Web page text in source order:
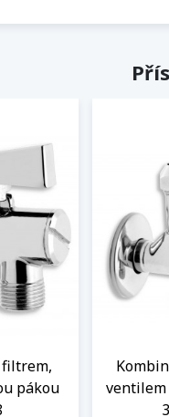
filtrem,
pákou